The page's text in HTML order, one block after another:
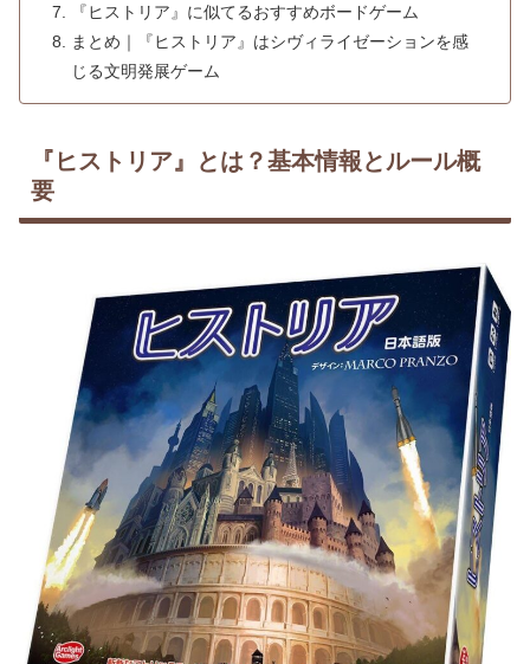
『ヒストリア』に似てるおすすめボードゲーム
まとめ｜『ヒストリア』はシヴィライゼーションを感
じる文明発展ゲーム
『ヒストリア』とは？基本情報とルール概
要